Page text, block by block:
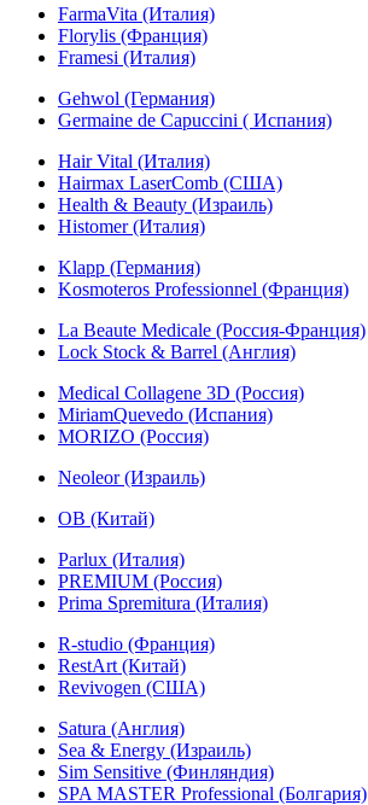
FarmaVita (Италия)
Florylis (Франция)
Framesi (Италия)
Gehwol (Германия)
Germaine de Capuccini ( Испания)
Hair Vital (Италия)
Hairmax LaserComb (США)
Health & Beauty (Израиль)
Histomer (Италия)
Klapp (Германия)
Kosmoteros Professionnel (Франция)
La Beaute Medicale (Россия-Франция)
Lock Stock & Barrel (Англия)
Medical Collagene 3D (Россия)
MiriamQuevedo (Испания)
MORIZO (Россия)
Neoleor (Израиль)
OB (Китай)
Parlux (Италия)
PREMIUM (Россия)
Prima Spremitura (Италия)
R-studio (Франция)
RestArt (Китай)
Revivogen (США)
Satura (Англия)
Sea & Energy (Израиль)
Sim Sensitive (Финляндия)
SPA MASTER Professional (Болгария)